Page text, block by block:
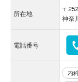
所在地
〒
神奈
電話番号
内